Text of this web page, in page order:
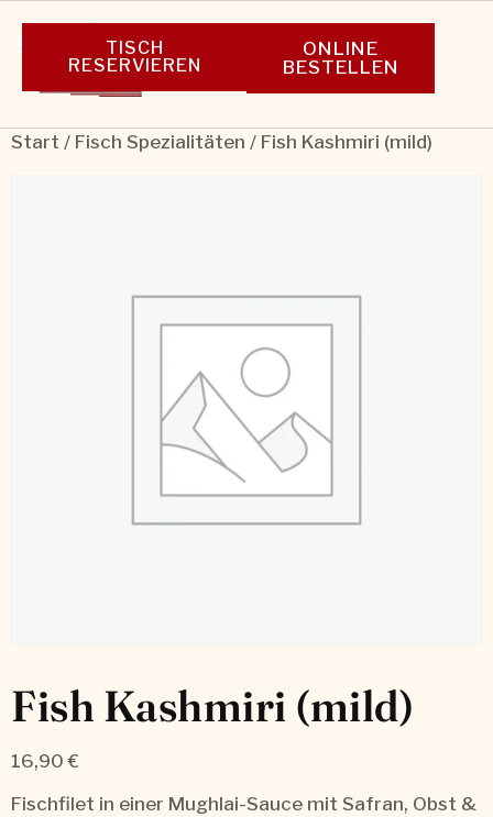
TISCH
RESERVIEREN
ONLINE
BESTELLEN
Start / Fisch Spezialitäten / Fish Kashmiri (mild)
Fish Kashmiri (mild)
16,90€
Fischfilet in einer Mughlai-Sauce mit Safran, Obst &